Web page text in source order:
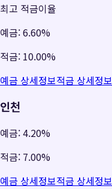
최고 적금이율
예금:6.60%
적금: 10.00%
예금 상세정보적금 상세정보
인천
예금:4.20%
적금: 7.00%
예금 상세정보적금 상세정보